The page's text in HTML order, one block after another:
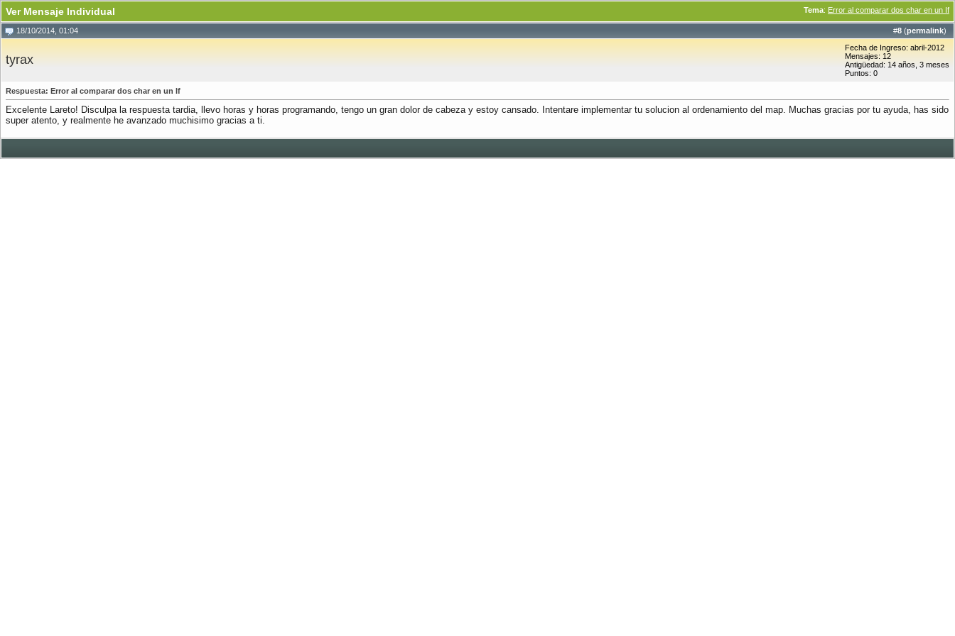
Tema: Error al comparar dos char en un If
Ver Mensaje Individual
#8 (permalink)
18/10/2014, 01:04
tyrax
Fecha de Ingreso: abril-2012
Mensajes: 12
Antigüedad: 14 años, 3 meses
Puntos: 0
Respuesta: Error al comparar dos char en un If
Excelente Lareto! Disculpa la respuesta tardia, llevo horas y horas programando, tengo un gran dolor de cabeza y estoy cansado. Intentare implementar tu solucion al ordenamiento del map. Muchas gracias por tu ayuda, has sido
super atento, y realmente he avanzado muchisimo gracias a ti.